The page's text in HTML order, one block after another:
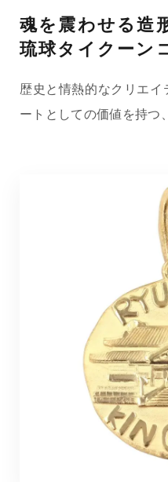
魂を震わせる造
琉球タイクーン
歴史と情熱的なクリエ
ートとしての価値を持つ